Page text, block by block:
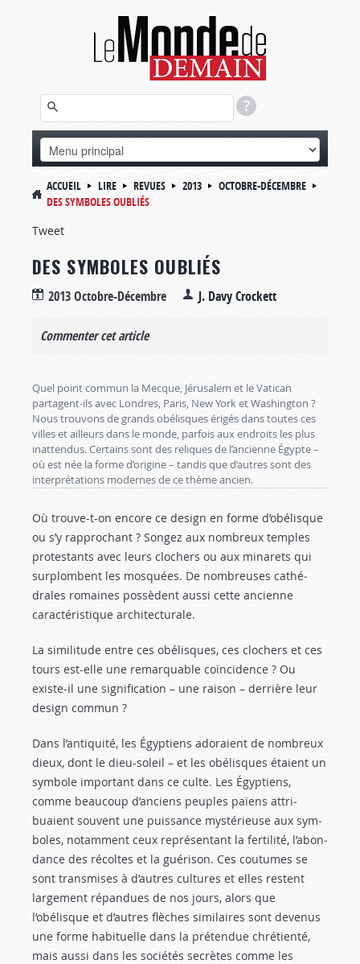
ACCUEIL LIRE REVUES 2013
OCTOBRE-DÉCEMBRE
DES SYMBOLES OUBLIÉS
Tweet
DES SYMBOLES OUBLIÉS
2013 Octobre-Décembre J. Davy Crockett
Commenter cet article
Quel point commun la Mecque, Jérusalem et le Vatican
partagent-ils avec Londres, Paris, New York et Washington ?
Nous trouvons de grands obélisques érigés dans toutes ces
villes et ailleurs dans le monde, parfois aux endroits les plus
inattendus. Certains sont des reliques de l’ancienne Égypte –
où est née la forme d’origine – tandis que d’autres sont des
interprétations modernes de ce thème ancien.
Où trouve-t-on encore ce design en forme d’obé­lisque
ou s’y rapprochant ? Songez aux nombreux temples
protestants avec leurs clochers ou aux minarets qui
surplombent les mosquées. De nombreuses cathé­
drales romaines possèdent aussi cette ancienne
caracté­ristique architecturale.
La similitude entre ces obélisques, ces clochers et ces
tours est-elle une remarquable coïncidence ? Ou
existe-il une signification – une raison – derrière leur
design commun ?
Dans l’antiquité, les Égyptiens adoraient de nom­breux
dieux, dont le dieu-soleil – et les obélisques étaient un
symbole important dans ce culte. Les Égyp­tiens,
comme beaucoup d’anciens peuples païens attri­
buaient souvent une puissance mystérieuse aux sym­
boles, notamment ceux représentant la fertilité, l’abon­
dance des récoltes et la guérison. Ces coutumes se
sont transmises à d’autres cultures et elles restent
largement répandues de nos jours, alors que
l’obélisque et d’autres flèches similaires sont devenus
une forme habituelle dans la prétendue chrétienté,
mais aussi dans les socié­tés secrètes comme les